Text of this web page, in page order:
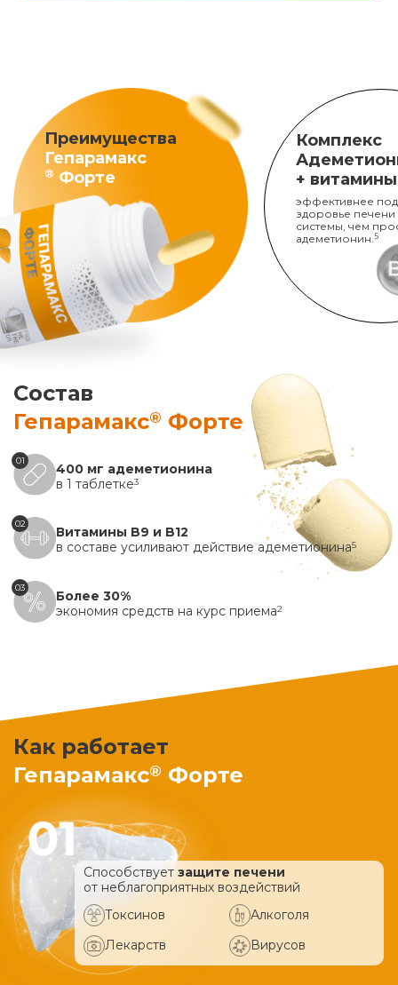
Преимущества
Гепарамакс
® Форте
Комплекс
+
эффективнее
здоровье печени
системы, чем
адеметионин. 5
Состав
Гепарамакс® Форте
01
400 мг адеметионина
в 1 таблетке3
02
Витамины B9 и B12
в составе усиливают действие адеметионина5
03
Более 30%
экономия средств на курс приема2
Как работает
Гепарамакс® Форте
Способствует защите печени
от неблагоприятных воздействий
Токсинов
Алкоголя
Лекарств
Вирусов